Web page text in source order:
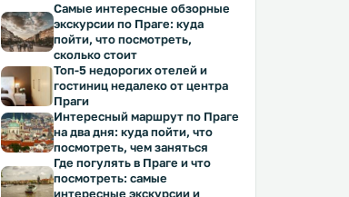
Самые интересные обзорные
экскурсии по Праге: куда
пойти, что посмотреть,
сколько стоит
Топ-5 недорогих отелей и
гостиниц недалеко от центра
Праги
Интересный маршрут по Праге
на два дня: куда пойти, что
посмотреть, чем заняться
Где погулять в Праге и что
посмотреть: самые
интересные экскурсии и